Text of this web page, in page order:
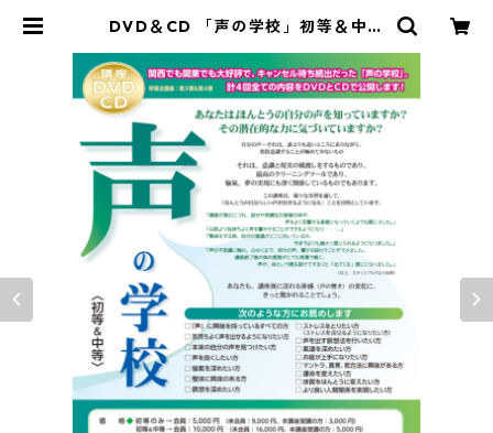
DVD＆CD 「声の学校」初等＆中等